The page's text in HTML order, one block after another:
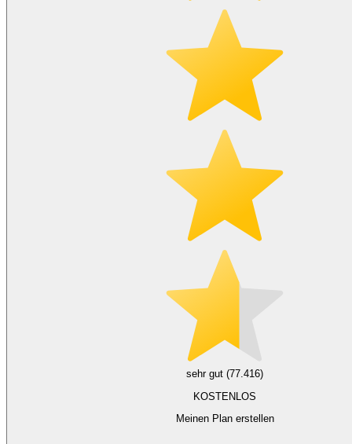
sehr gut (77.416)
KOSTENLOS
Meinen Plan erstellen